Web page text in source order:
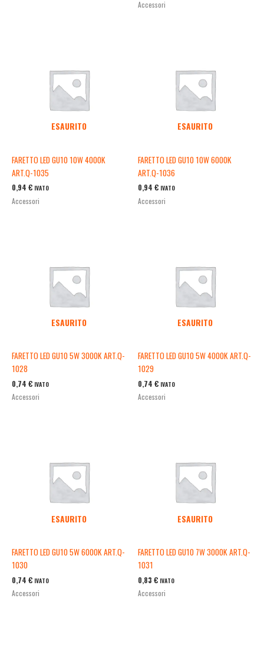
Accessori
ESAURITO
FARETTO LED GU10 10W 4000K
ART.Q-1035
0,94 € IVATO
Accessori
ESAURITO
FARETTO LED GU10 10W 6000K
ART.Q-1036
0,94 € IVATO
Accessori
ESAURITO
FARETTO LED GU10 5W 3000K ART.Q-
1028
0,74 € IVATO
Accessori
ESAURITO
FARETTO LED GU10 5W 4000K ART.Q-
1029
0,74 € IVATO
Accessori
ESAURITO
FARETTO LED GU10 5W 6000K ART.Q-
1030
0,74 € IVATO
Accessori
ESAURITO
FARETTO LED GU10 7W 3000K ART.Q-
1031
0,83 € IVATO
Accessori